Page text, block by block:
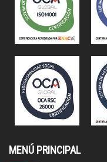
MENÚ PRINCIPAL